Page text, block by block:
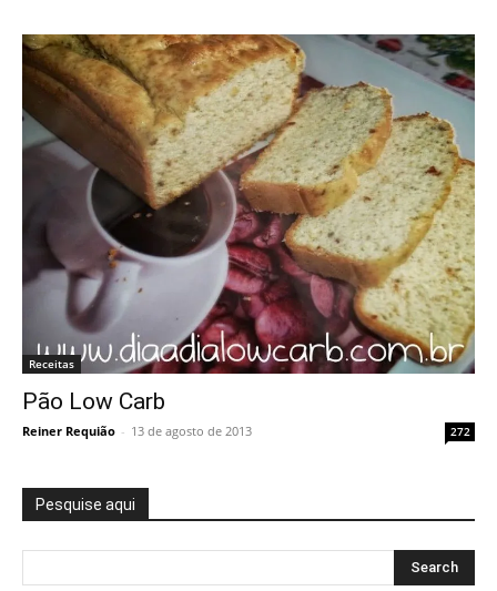
Receitas
Pão Low Carb
Reiner Requião - 13 de agosto de 2013 272
Pesquise aqui